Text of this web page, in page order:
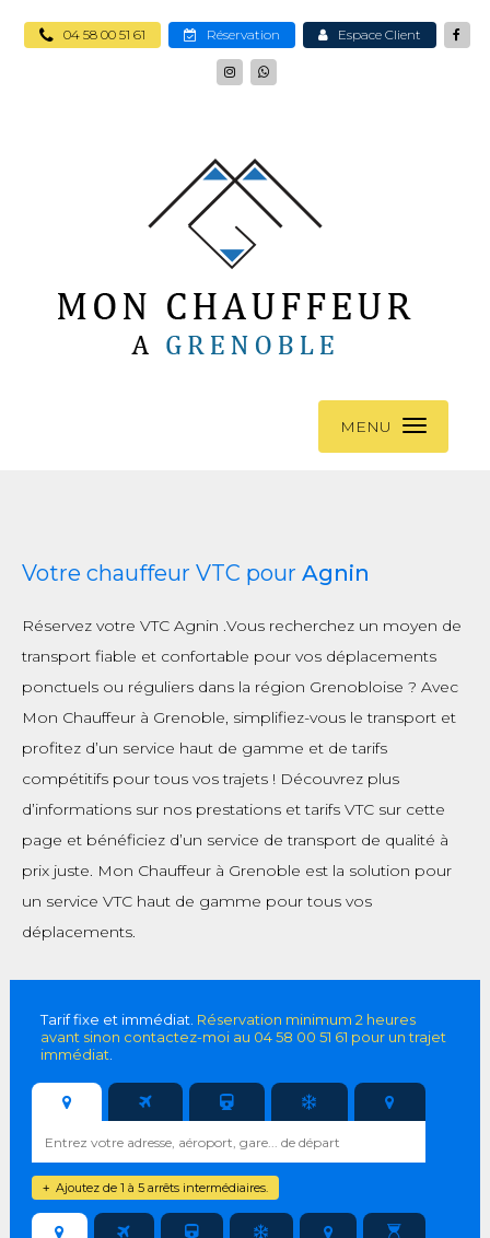
MENU
04 58 00 51 61 Réservation Espace Client
Votre chauffeur VTC pour Agnin
Réservez votre VTC Agnin .Vous recherchez un moyen de
transport fiable et confortable pour vos déplacements
ponctuels ou réguliers dans la région Grenobloise ? Avec
Mon Chauffeur à Grenoble, simplifiez-vous le transport et
profitez d’un service haut de gamme et de tarifs
compétitifs pour tous vos trajets ! Découvrez plus
d’informations sur nos prestations et tarifs VTC sur cette
page et bénéficiez d’un service de transport de qualité à
prix juste. Mon Chauffeur à Grenoble est la solution pour
un service VTC haut de gamme pour tous vos
déplacements.
Tarif fixe et immédiat. Réservation minimum 2 heures
avant sinon contactez-moi au 04 58 00 51 61 pour un trajet
immédiat
Ajoutez de 1 à 5 arrêts intermédiaires.
+